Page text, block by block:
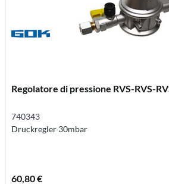
Regolatore di pressione RVS-RVS-
740343
Druckregler 30mbar
60,80 €